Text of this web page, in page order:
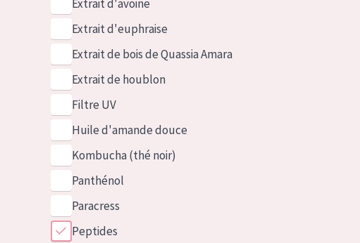
Extrait d'avoine
Extrait d'euphraise
Extrait de bois de Quassia Amara
Extrait de houblon
Filtre UV
Huile d'amande douce
Kombucha (thé noir)
Panthénol
Paracress
Peptides